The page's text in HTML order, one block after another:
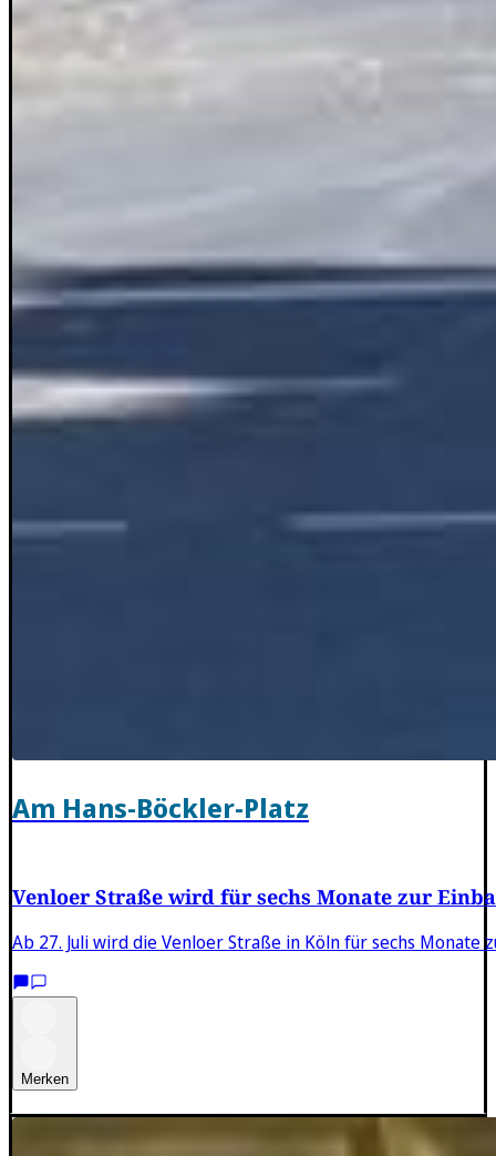
Am Hans-Böckler-Platz
Venloer Straße wird für sechs Monate zur
Ab 27. Juli wird die Venloer Straße in Köln für sechs
Merken